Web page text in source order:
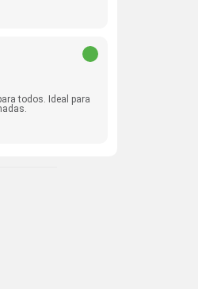
todos. Ideal para